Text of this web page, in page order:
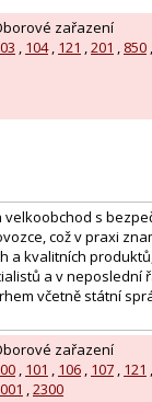
zařazení
, 104, 121 ,201 , 850 ,
s
což v praxi
a kvalitních
a v neposlední
včetně státní
zařazení
, 101 , 106 , 107 , 121 ,
,2300